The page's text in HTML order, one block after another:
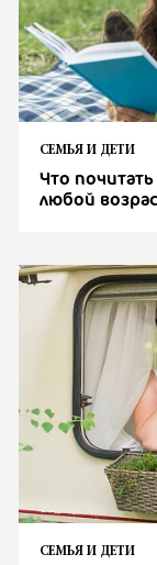
СЕМЬЯ И ДЕТИ
Что
любой
СЕМЬЯ И ДЕТИ